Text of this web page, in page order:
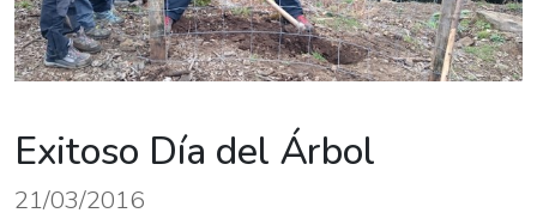
Exitoso Día del Árbol
21/03/2016